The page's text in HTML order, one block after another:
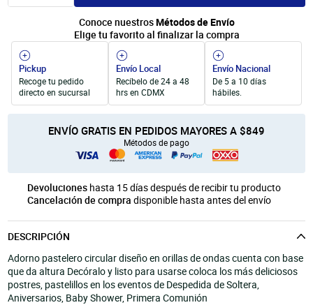
Unicel
Productos para Personalización
Velas y Portavelas
Quinqués
Manualidades Navideñas
Conoce nuestrosMétodos de Envío
Elige tu favorito al finalizar la compra
Pickup
Recoge tu pedido
directo en sucursal
Envío Local
Recíbelo de 24 a 48
hrs en CDMX
Envío Nacional
De 5 a 10 días
hábiles.
ENVÍO GRATIS EN PEDIDOS MAYORES A $849
Métodos de pago
Devoluciones hasta 15 días después de recibir tu producto
Cancelación de compra disponible hasta antes del envío
DESCRIPCIÓN
Adorno pastelero circular diseño en orillas de ondas cuenta con base
que da altura Decóralo y listo para usarse coloca los más deliciosos
postres, pastelillos en los eventos de Despedida de Soltera,
Aniversarios, Baby Shower, Primera Comunión